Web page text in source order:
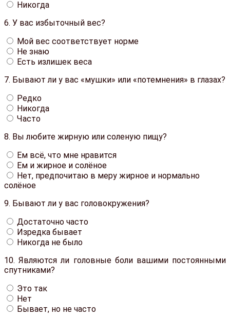
Никогда
6. У вас избыточный вес?
Мой вес соответствует норме
Не знаю
Есть излишек веса
7. Бывают ли у вас «мушки» или «потемнения» в глазах?
Редко
Никогда
Часто
8. Вы любите жирную или соленую пищу?
Ем всё, что мне нравится
Ем и жирное и солёное
Нет, предпочитаю в меру жирное и нормально
солёное
9. Бывают ли у вас головокружения?
Достаточно часто
Изредка бывает
Никогда не было
10.Являются ли головные боли вашими постоянными
спутниками?
Это так
Нет
Бывает, но не часто